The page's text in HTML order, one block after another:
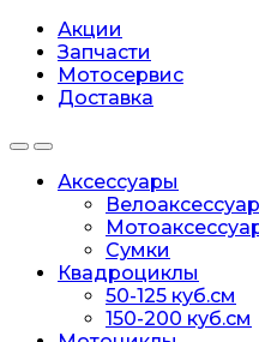
Акции
Запчасти
Мотосервис
Доставка
Аксессуары
Сумки
Квадроциклы
50-125 куб.см
150-200 куб.см